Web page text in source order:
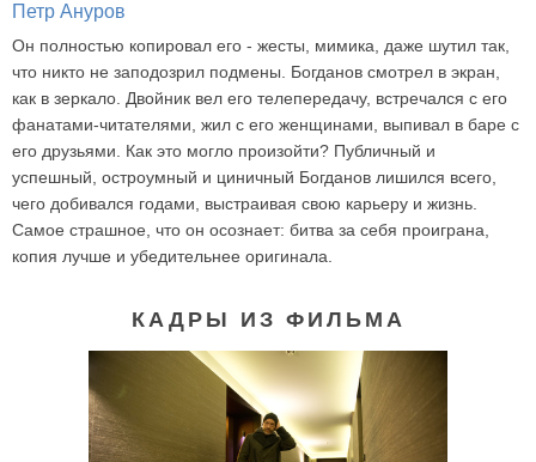
Петр Ануров
Он полностью копировал его - жесты, мимика, даже шутил так,
что никто не заподозрил подмены. Богданов смотрел в экран,
как в зеркало. Двойник вел его телепередачу, встречался с его
фанатами-читателями, жил с его женщинами, выпивал в баре с
его друзьями. Как это могло произойти? Публичный и
успешный, остроумный и циничный Богданов лишился всего,
чего добивался годами, выстраивая свою карьеру и жизнь.
Самое страшное, что он осознает: битва за себя проиграна,
копия лучше и убедительнее оригинала.
КАДРЫ ИЗ ФИЛЬМА